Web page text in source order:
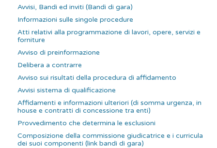
Avvisi, Bandi ed inviti (Bandi di gara)
Informazioni sulle singole procedure
Atti relativi alla programmazione di lavori, opere, servizi e
forniture
Avviso di preinformazione
Delibera a contrarre
Avviso sui risultati della procedura di affidamento
Avvisi sistema di qualificazione
Affidamenti e informazioni ulteriori (di somma urgenza, in
house e contratti di concessione tra enti)
Provvedimento che determina le esclusioni
Composizione della commissione giudicatrice e i curricula
dei suoi componenti (link bandi di gara)